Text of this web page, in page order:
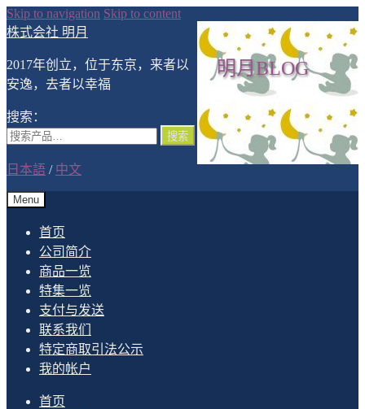
Skip to navigation Skip to content
株式会社 明月
明月BLOG
2017年创立，位于东京，来者以
安逸，去者以幸福
搜索：
搜索
日本語 / 中文
Menu
首页
公司简介
商品一览
特集一览
支付与发送
联系我们
特定商取引法公示
我的帐户
首页